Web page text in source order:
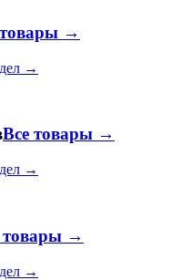
→
→
Все товары →
→
товары →
→